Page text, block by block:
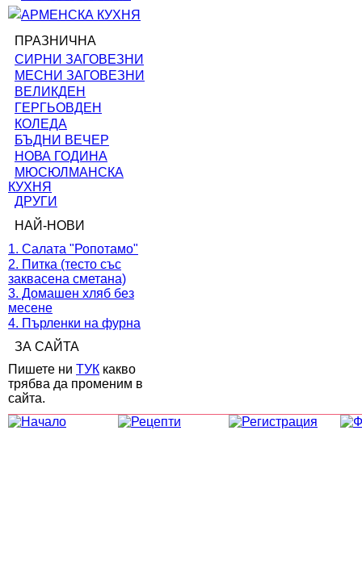
АРМЕНСКА КУХНЯ
ПРАЗНИЧНА
СИРНИ ЗАГОВЕЗНИ
МЕСНИ ЗАГОВЕЗНИ
ВЕЛИКДЕН
ГЕРГЬОВДЕН
КОЛЕДА
БЪДНИ ВЕЧЕР
НОВА ГОДИНА
МЮСЮЛМАНСКА
КУХНЯ
ДРУГИ
НАЙ-НОВИ
1. Салата "Ропотамо"
2. Питка (тесто със
заквасена сметана)
3. Домашен хляб без
месене
4. Пърленки на фурна
ЗА САЙТА
Пишете ни ТУК какво
трябва да променим в
сайта.